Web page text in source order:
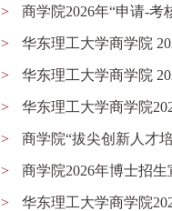
> 商学院2026年“申请-考
> 华东理工大学商学院
> 华东理工大学商学院
> 华东理工大学商学院
> 商学院“拔尖创新人才
> 商学院2026年博士招生
> 华东理工大学商学院